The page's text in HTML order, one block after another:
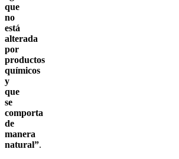
que
no
está
alterada
por
productos
químicos
y
que
se
comporta
de
manera
natural”.